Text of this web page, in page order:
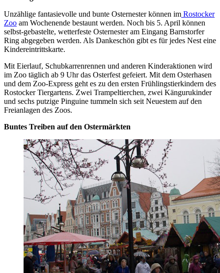
Unzählige fantasievolle und bunte Osternester können im Rostocker
Zoo am Wochenende bestaunt werden. Noch bis 5. April können
selbst-gebastelte, wetterfeste Osternester am Eingang Barnstorfer
Ring abgegeben werden. Als Dankeschön gibt es für jedes Nest eine
Kindereintrittskarte.
Mit Eierlauf, Schubkarrenrennen und anderen Kinderaktionen wird
im Zoo täglich ab 9 Uhr das Osterfest gefeiert. Mit dem Osterhasen
und dem Zoo-Express geht es zu den ersten Frühlingstierkindern des
Rostocker Tiergartens. Zwei Trampeltierchen, zwei Kängurukinder
und sechs putzige Pinguine tummeln sich seit Neuestem auf den
Freianlagen des Zoos.
Buntes Treiben auf den Ostermärkten